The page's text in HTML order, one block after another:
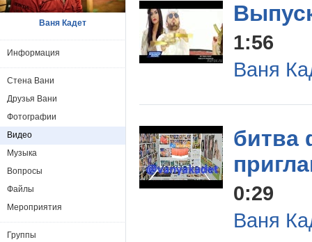
1:56
Ваня
битва
0:29
Ваня
Ваня Кадет
Информация
Стена Вани
Друзья Вани
Фотографии
Видео
Музыка
Вопросы
Файлы
Мероприятия
Группы